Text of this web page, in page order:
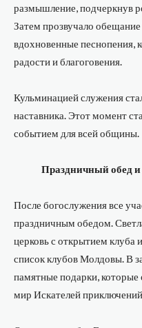
размышление, подчеркнув
Затем прозвучало
вдохновенные песнопения,
радости и благоговения.
Кульминацией служения
наставника. Этот момент
событием для всей общины.
Праздничный обед
После богослужения все
праздничным обедом.
церковь с открытием
список клубов Молдовы. В
памятные подарки, которые
мир Искателей